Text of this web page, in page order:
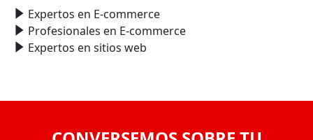
Expertos en E-commerce
Profesionales en E-commerce
Expertos en sitios web